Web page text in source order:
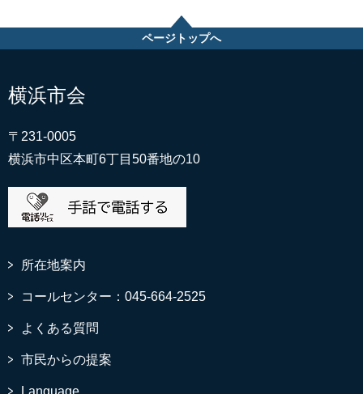
ページトップへ
横浜市会
〒231-0005
横浜市中区本町6丁目50番地の10
所在地案内
コールセンター：045-664-2525
よくある質問
市民からの提案